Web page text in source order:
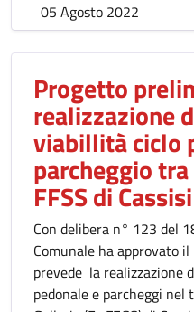
05 Agosto 2022
Progetto
realizzazione
viabillità ciclo
parcheggio
FFSS di
Con delibera n° 123 del
Comunale ha approvato
prevede la realizzazione
pedonale e parcheggi